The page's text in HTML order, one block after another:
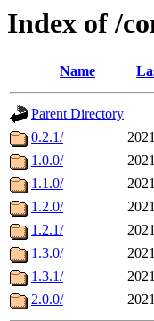
Index of /
Name
Parent Directory
0.2.1/
1.0.0/
1.1.0/
1.2.0/
1.2.1/
1.3.0/
1.3.1/
2.0.0/